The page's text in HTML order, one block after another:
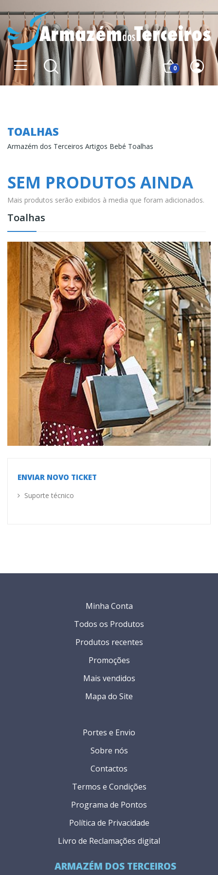
0
Toalhas
ENVIAR NOVO TICKET
Suporte técnico
TOALHAS
Armazém dos Terceiros Artigos Bebé Toalhas
SEM PRODUTOS AINDA
Mais produtos serão exibidos à media que foram adicionados.
ARMAZÉM DOS TERCEIROS
Portes e Envio
Sobre nós
Contactos
Termos e Condições
Programa de Pontos
Política de Privacidade
Livro de Reclamações digital
Minha Conta
Todos os Produtos
Produtos recentes
Promoções
Mais vendidos
Mapa do Site